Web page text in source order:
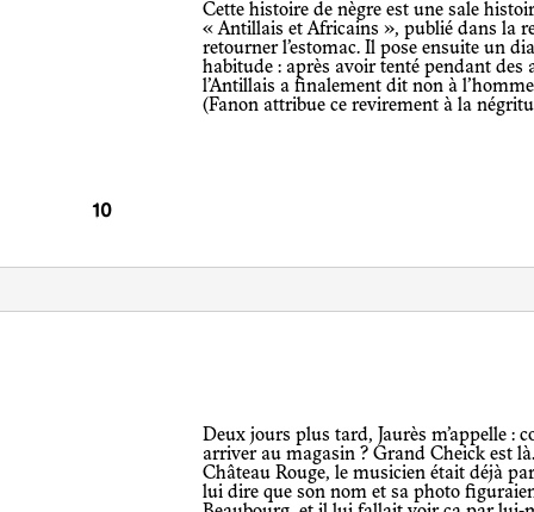
Cette histoire de nègre est une sale histoire, prévient Fanon au début de son essai
« Antillais et Africains », publié dans la
retourner l’estomac. Il pose ensuite un
habitude : après avoir tenté pendant des
l’Antillais a finalement dit non à
(Fanon attribue ce revirement à la
Deux jours plus tard, Jaurès m’appelle : combien de temps me faudrait-il pour
arriver au magasin ? Grand Cheick est
Château Rouge, le musicien était déjà
lui dire que son nom et sa photo